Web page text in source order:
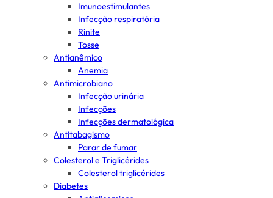
Imunoestimulantes
Infecção respiratória
Rinite
Tosse
Antianêmico
Anemia
Antimicrobiano
Infecção urinária
Infecções
Infecções dermatológica
Antitabagismo
Parar de fumar
Colesterol e Triglicérides
Colesterol triglicérides
Diabetes